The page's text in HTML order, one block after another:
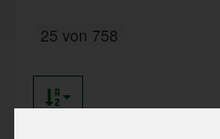
25 von 758